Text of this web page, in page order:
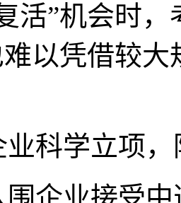
活”机会时
难以凭借较
学立项，